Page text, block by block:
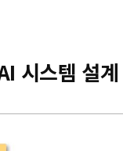
시스템 설계